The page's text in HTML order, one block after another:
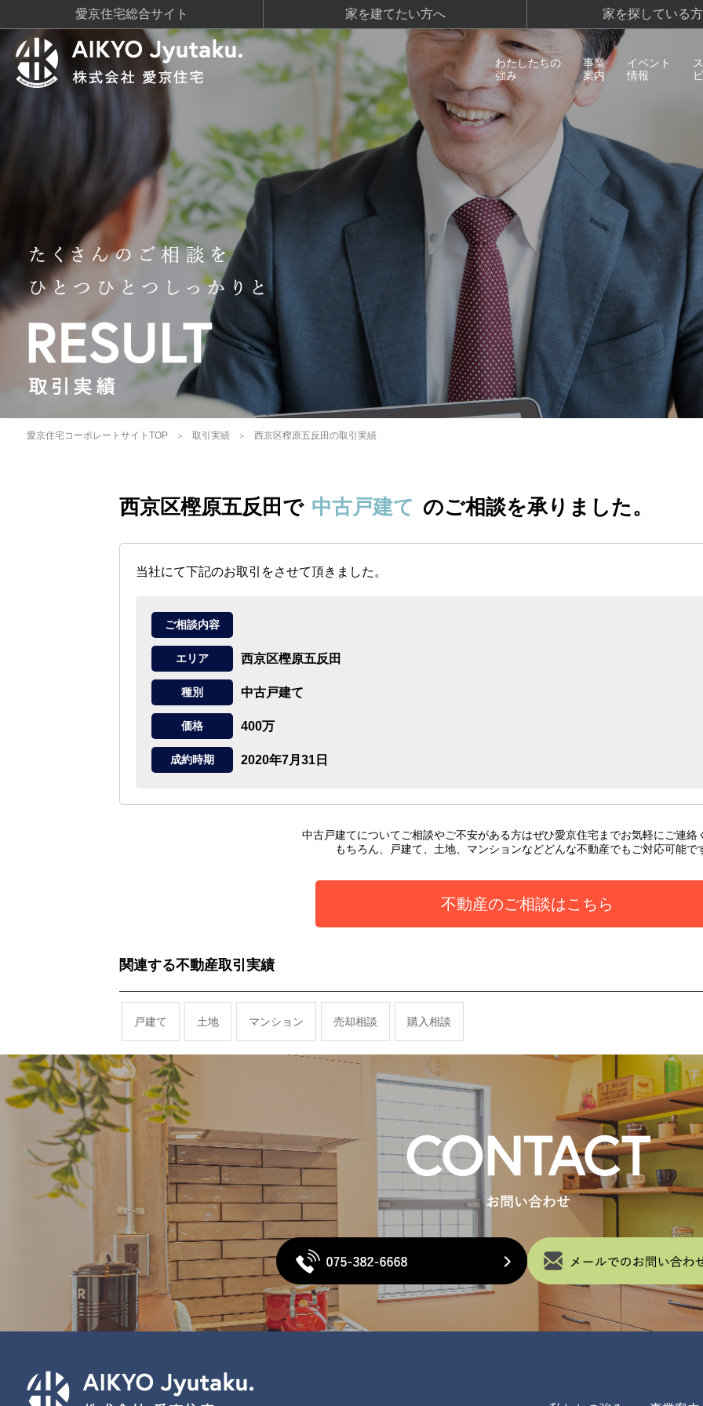
愛京住宅総合サイト 家を建てたい方へ 家を探している
わたしたちの
強み
事業
案内
イベント
情報
愛京住宅コーポレートサイトTOP 取引実績 西京区樫原五反田の取引実績
西京区樫原五反田で 中古戸建て のご相談を承りました。
当社にて下記のお取引をさせて頂きました。
ご相談内容
エリア 西京区樫原五反田
種別 中古戸建て
価格 400万
成約時期 2020年7月31日
中古戸建てについてご相談やご不安がある方はぜひ愛京住宅までお気軽にご連絡
もちろん、戸建て、土地、マンションなどどんな不動産でもご対応可能で
不動産のご相談はこちら
関連する不動産取引実績
戸建て 土地 マンション 売却相談 購入相談